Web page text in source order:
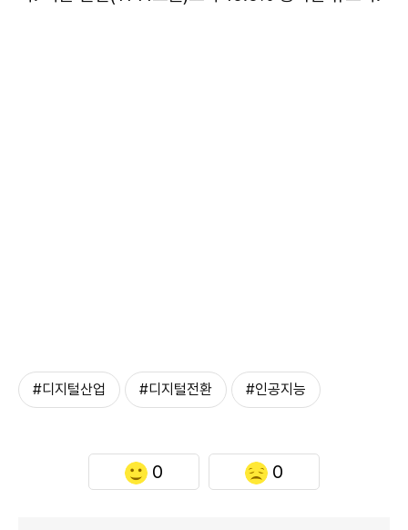
#디지털산업 #디지털전환 #인공지능
0 0